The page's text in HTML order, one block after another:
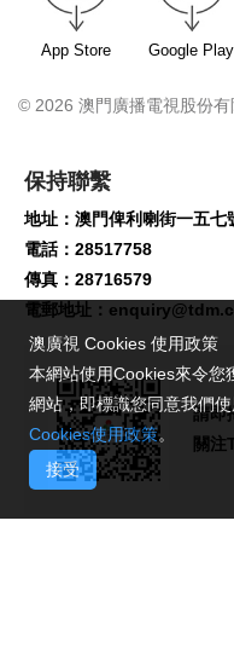
App Store Google Play
© 2026 澳門廣播電視股份
保持聯繫
地址：澳門俾利喇街一五
電話：28517758
傳真：28716579
電郵地址：
請即
關注
澳廣視 Cookies 使用政策
本網站使用Cookies來令您
網站，即標識您同意我們
Cookies使用政策。
接受